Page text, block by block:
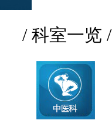
/ 科室一览 /